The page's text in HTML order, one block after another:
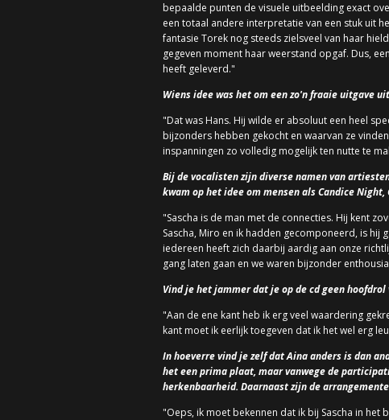
bepaalde punten de visuele uitbeelding exact
een totaal andere interpretatie van een stuk uit
fantasie Torek nog steeds zielsveel van haar
gegeven moment haar weerstand opgaf. Dus,
heeft geleverd."
Wiens idee was het om een zo'n fraaie uitgave
"Dat was Hans. Hij wilde er absoluut een heel
bijzonders hebben gekocht en waarvan ze
inspanningen zo volledig mogelijk ten nutte te
Bij de vocalisten zijn diverse namen van
kwam op het idee om mensen als Candice Night,
"Sascha is de man met de connecties. Hij kent
Sascha, Miro en ik hadden gecomponeerd, is
iedereen heeft zich daarbij aardig aan onze
gang laten gaan en we waren bijzonder
Vind je het jammer dat je op de cd geen
"Aan de ene kant heb ik erg veel waardering
kant moet ik eerlijk toegeven dat ik het wel erg
In hoeverre vind je zelf dat Aina anders is dan
het een prima plaat, maar vanwege de
herkenbaarheid. Daarnaast zijn de
"Oeps, ik moet bekennen dat ik bij Sascha in